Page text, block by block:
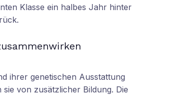
Klasse ein halbes Jahr hinter
ihrer genetischen Ausstattung
von zusätzlicher Bildung. Die